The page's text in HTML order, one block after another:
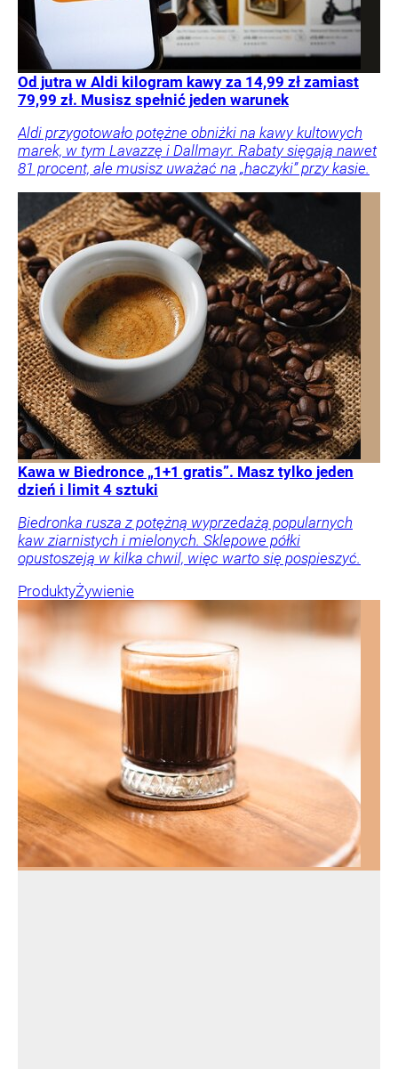
Od jutra w Aldi kilogram kawy za 14,99 zł zamiast
79,99 zł. Musisz spełnić jeden warunek
Aldi przygotowało potężne obniżki na kawy kultowych
marek, w tym Lavazzę i Dallmayr. Rabaty sięgają nawet
81 procent, ale musisz uważać na „haczyki” przy kasie.
Kawa w Biedronce „1+1 gratis”. Masz tylko jeden
dzień i limit 4 sztuki
Biedronka rusza z potężną wyprzedażą popularnych
kaw ziarnistych i mielonych. Sklepowe półki
opustoszeją w kilka chwil, więc warto się pospieszyć.
ProduktyŻywienie